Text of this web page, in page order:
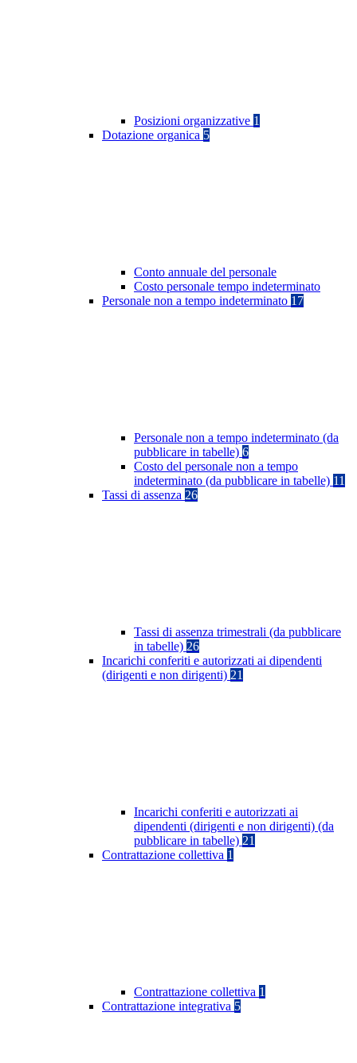
Posizioni organizzative 1
Dotazione organica 5
Conto annuale del personale
Costo personale tempo indeterminato
Personale non a tempo indeterminato 17
Personale non a tempo indeterminato (da
pubblicare in tabelle) 6
Costo del personale non a tempo
indeterminato (da pubblicare in tabelle) 11
Tassi di assenza 26
Tassi di assenza trimestrali (da pubblicare
in tabelle) 26
Incarichi conferiti e autorizzati ai dipendenti
(dirigenti e non dirigenti) 21
Incarichi conferiti e autorizzati ai
dipendenti (dirigenti e non dirigenti) (da
pubblicare in tabelle) 21
Contrattazione collettiva 1
Contrattazione collettiva 1
Contrattazione integrativa 5